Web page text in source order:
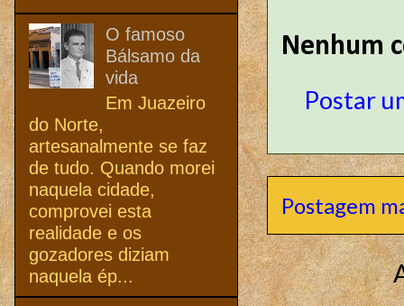
Nenhum
Postar
Postagem
O famoso
Bálsamo da
vida
Em Juazeiro
do Norte,
artesanalmente se faz
de tudo. Quando morei
naquela cidade,
comprovei esta
realidade e os
gozadores diziam
naquela ép...